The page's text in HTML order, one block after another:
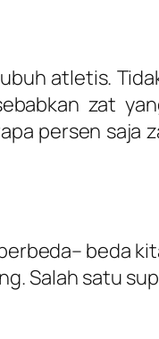
atletis.
zat
persen saja
beda
Salah satu